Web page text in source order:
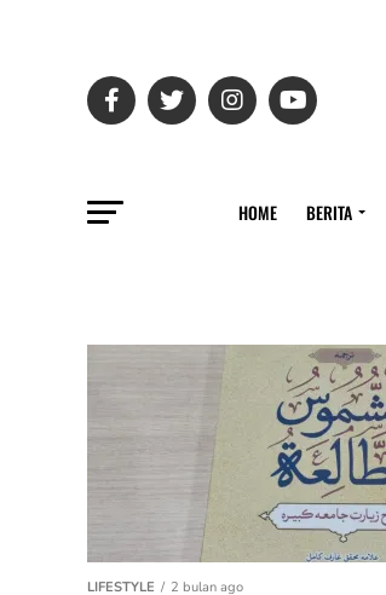
HOME BERITA
LIFESTYLE 2 bulan ago